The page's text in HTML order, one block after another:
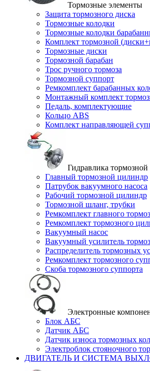
Тормозные элементы
Защита тормозного диска
Тормозные колодки
Тормозные колодки
Комплект тормозной
Тормозные диски
Тормозной барабан
Трос ручного тормоза
Тормозной суппорт
Ремкомплект барабанных
Монтажный комплект
Педаль, комплектующие
Кольцо ABS
Комплект направляющей
Гидравлика
Главный тормозной цилиндр
Патрубок вакуумного насоса
Рабочий тормозной цилиндр
Тормозной шланг, трубки
Ремкомплект главного
Ремкомплект тормозного
Вакуумный насос
Вакуумный усилитель
Распределитель тормозных
Ремкомплект тормозного
Скоба тормозного суппорта
Электронные
Блок АБС
Датчик АБС
Датчик износа тормозных
Электроблок стояночного
ДВИГАТЕЛЬ И СИСТЕМА